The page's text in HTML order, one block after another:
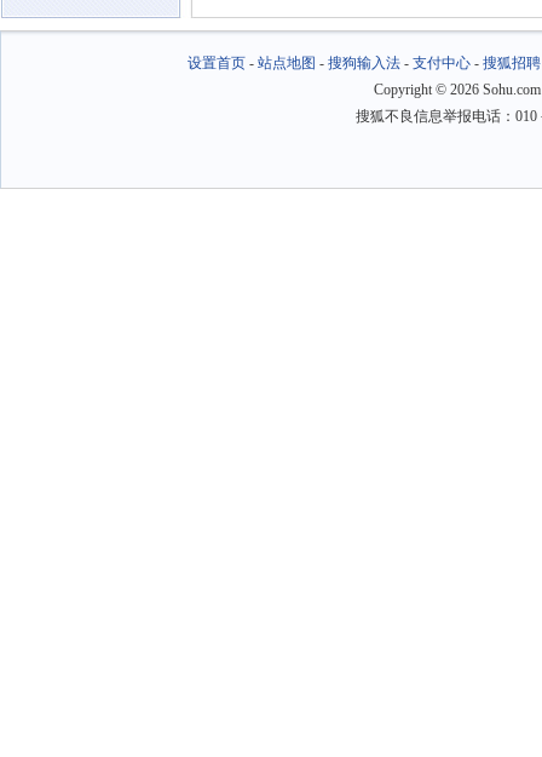
设置首页- 站点地图 - 搜狗输入法- 支付中心- 搜狐招聘
Copyright © 2026
搜狐不良信息举报电话：010